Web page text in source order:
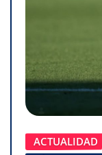
ACTUALIDAD